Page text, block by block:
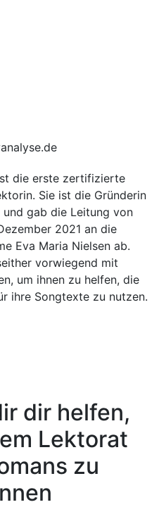
die erste zertifizierte
Sie ist die Gründerin
gab die Leitung von
2021 an die
Eva Maria Nielsen ab.
vorwiegend mit
um ihnen zu helfen, die
ihre Songtexte zu nutzen.
dir helfen,
Lektorat
zu